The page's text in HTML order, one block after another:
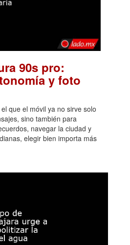
90s pro:
y foto
que el móvil ya no sirve solo
sino también para
navegar la ciudad y
elegir bien importa más